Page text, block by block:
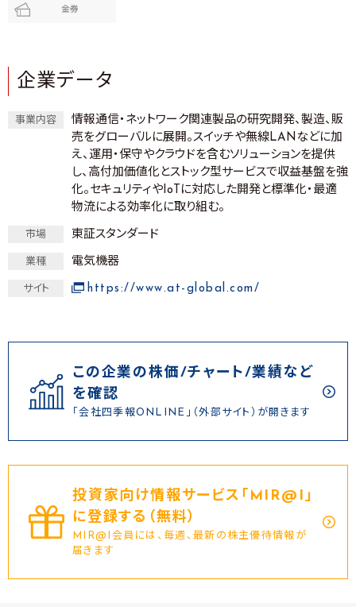
金券
企業データ
事業内容
情報通信・ネットワーク関連製品の研究開発、製造、販
売をグローバルに展開。スイッチや無線LANなどに加
え、運用・保守やクラウドを含むソリューションを提供
し、高付加価値化とストック型サービスで収益基盤を強
化。セキュリティやIoTに対応した開発と標準化・最適
物流による効率化に取り組む。
市場 東証スタンダード
業種 電気機器
サイト https://www.at-global.com/
この企業の株価/チャート/業績など
を確認
「会社四季報ONLINE」（外部サイト）が開きます
投資家向け情報サービス｢MIR@I｣
に登録する（無料）
MIR@I会員には、毎週、最新の株主優待情報が
届きます